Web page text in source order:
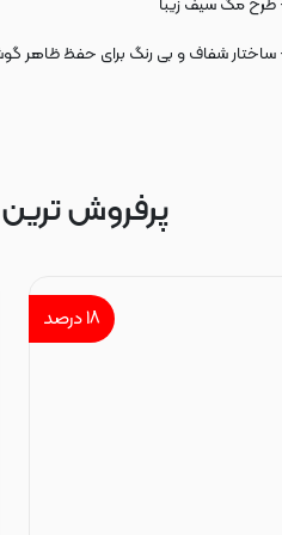
طرح مگ سیف زیبا
ساختار شفاف و بی رنگ برای حفظ ظاهر
پرفروش
۱۸درصد